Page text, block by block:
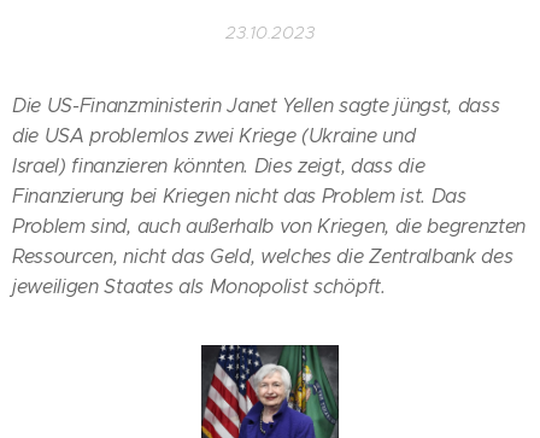
23.10.2023
Die US-Finanzministerin Janet Yellen sagte jüngst, dass
die USA problemlos zwei Kriege (Ukraine und
Israel) finanzieren könnten. Dies zeigt, dass die
Finanzierung bei Kriegen nicht das Problem ist. Das
Problem sind, auch außerhalb von Kriegen, die begrenzten
Ressourcen, nicht das Geld, welches die Zentralbank des
jeweiligen Staates als Monopolist schöpft.